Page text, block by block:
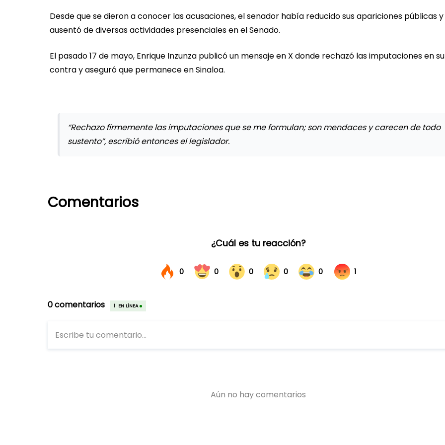
Desde que se dieron a conocer las acusaciones, el senador había reducido sus apariciones públicas y
ausentó de diversas actividades presenciales en el Senado.
El pasado 17 de mayo, Enrique Inzunza publicó un mensaje en X donde rechazó las imputaciones en su
contra y aseguró que permanece en Sinaloa.
“Rechazo firmemente las imputaciones que se me formulan; son mendaces y carecen de todo
sustento”, escribió entonces el legislador.
Comentarios